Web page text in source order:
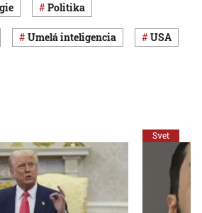
Politika
umelá inteligencia USA
Svet